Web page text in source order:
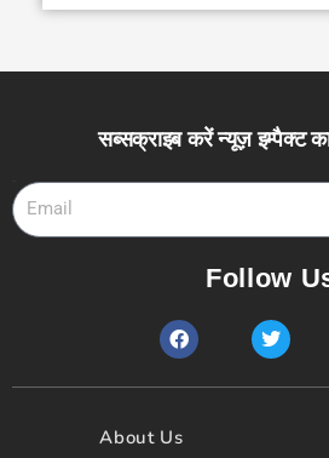
सब्सक्राइब करें न्यूज़ इम्पैक्ट
Follow
F
a
c
e
o
T
w
i
t
About Us